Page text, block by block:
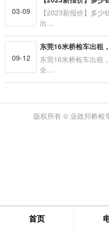
03-09
【2023新报价】多
出…
09-12
东莞16米桥检车出租
东莞16米桥检车出租
全…
版权所有 © 业政邦桥检
首页